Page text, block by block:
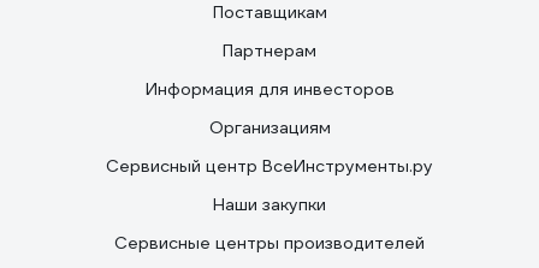
Поставщикам
Партнерам
Информация для инвесторов
Организациям
Сервисный центр ВсеИнструменты.ру
Наши закупки
Сервисные центры производителей